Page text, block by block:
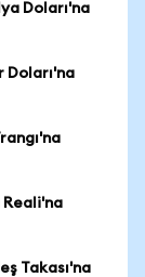
Doları'na
Doları'na
Takası'na